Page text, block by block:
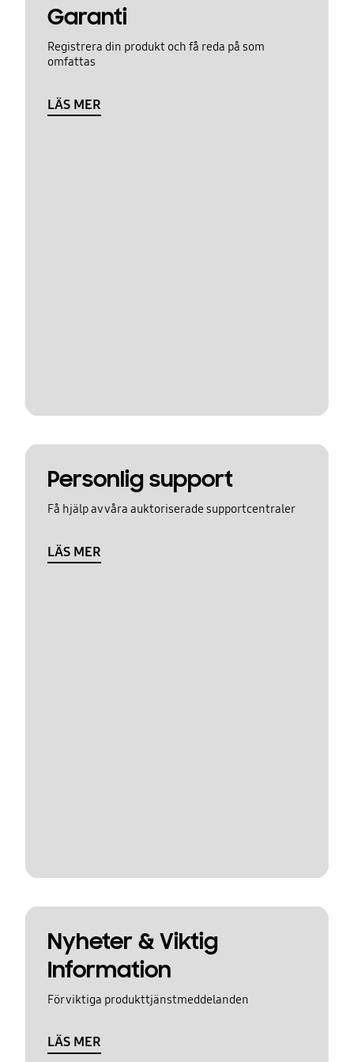
Garanti
Registrera din produkt och få reda på som
omfattas
LÄS MER
Personlig support
Få hjälp av våra auktoriserade supportcentraler
LÄS MER
Nyheter & Viktig
Information
För viktiga produkttjänstmeddelanden
LÄS MER